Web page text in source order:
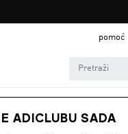
pomoć
ADICLUBU SADA
ŽENE Obuća